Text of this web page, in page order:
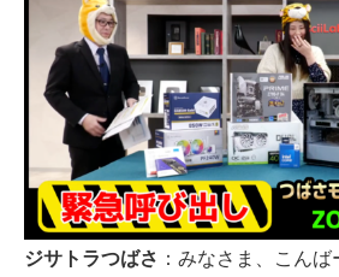
ジサトラつばさ ：みなさま、こん